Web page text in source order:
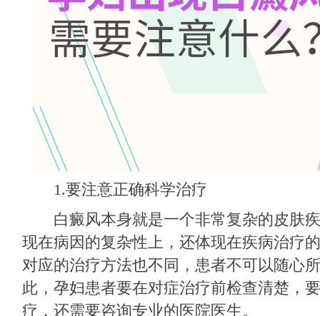
1.要注意正确科学治疗
白癜风本身就是一个非常复杂的皮肤疾
现在病因的复杂性上，还体现在疾病治疗
对应的治疗方法也不同，患者不可以随心
此，孕妇患者要在对症治疗前检查清楚，
疗，还需要咨询专业的医院医生。